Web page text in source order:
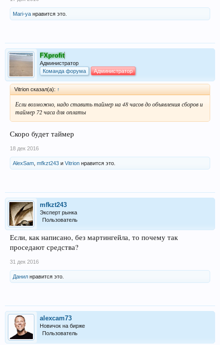
Mari-ya нравится это.
FXprofit
Администратор
Команда форума
Администратор
Vitrion сказал(а): ↑
Если возможно, надо ставить таймер на 48 часов до объявления сборов и
таймер 72 часа для оплаты
Скоро будет таймер
18 дек 2016
AlexSam mfkzt243 и Vitrion нравится это.
mfkzt243
Эксперт рынка
Пользователь
Если, как написано, без мартингейла, то почему так
проседают средства?
31 дек 2016
Данил нравится это.
alexcam73
Новичок на бирже
Пользователь